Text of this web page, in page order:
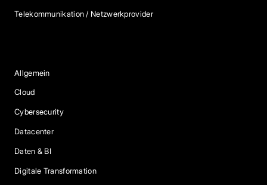
Telekommunikation / Netzwerkprovider
Allgemein
Cloud
Cybersecurity
Datacenter
Daten & BI
Digitale Transformation